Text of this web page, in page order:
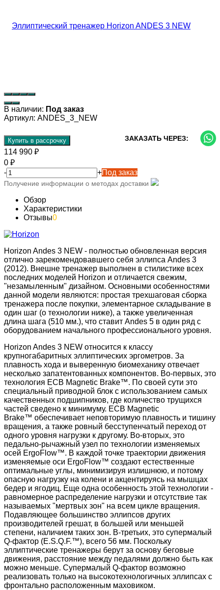
В наличии: Под заказ
Артикул: ANDES_3_NEW
Купить в рассрочку ЗАКАЗАТЬ ЧЕРЕЗ:
114 990 ₽
0 ₽
-
+Под заказ
Получение информации о методах доставки
Обзор
Характеристики
Отзывы0
Horizon Andes 3 NEW - полностью обновленная версия
отлично зарекомендовавшего себя эллипса Andes 3
(2012). Внешне тренажер выполнен в стилистике всех
последних моделей Horizon и отличается свежим,
"незамыленным" дизайном. Основными особенностями
данной модели являются: простая трехшаговая сборка
тренажера после покупки, элементарное складывание в
один шаг (о технологии ниже), а также увеличенная
длина шага (510 мм.), что ставит Andes 5 в один ряд с
оборудованием начального профессионального уровня.
Horizon Andes 3 NEW относится к классу
крупногабаритных эллиптических эргометров. За
плавность хода и выверенную биомеханику отвечает
несколько запатентованных компонентов. Во-первых, это
технология ECB Magnetic Brake™. По своей сути это
специальный приводной блок с использованием самых
качественных подшипников, где количество трущихся
частей сведено к минимуму. ECB Magnetic
Brake™ обеспечивает неповторимую плавность и тишину
вращения, а также ровный бесступенчатый переход от
одного уровня нагрузки к другому. Во-вторых, это
педально-рычажный узел по технологии изменяемых
осей ErgoFlow™. В каждой точке траектории движения
изменяемые оси ErgoFlow™ создают естественные
оптимальные углы, минимизируя излишнюю, и потому
опасную нагрузку на колени и акцентируясь на мышцах
бедер и ягодиц. Еще одна особенность этой технологии -
равномерное распределение нагрузки и отсутствие так
называемых "мертвых зон" на всем цикле вращения.
Подавляющее большинство эллипсов других
производителей грешат, в большей или меньшей
степени, наличием таких зон. В-третьих, это супермалый
Q-фактор (E.S.Q.F.™), всего 56 мм. Поскольку
эллиптические тренажеры берут за основу беговые
движения, расстояние между педалями должно быть как
можно меньше. Супермалый Q-фактор возможно
реализовать только на высокотехнологичных эллипсах с
фронтально расположенным маховиком.